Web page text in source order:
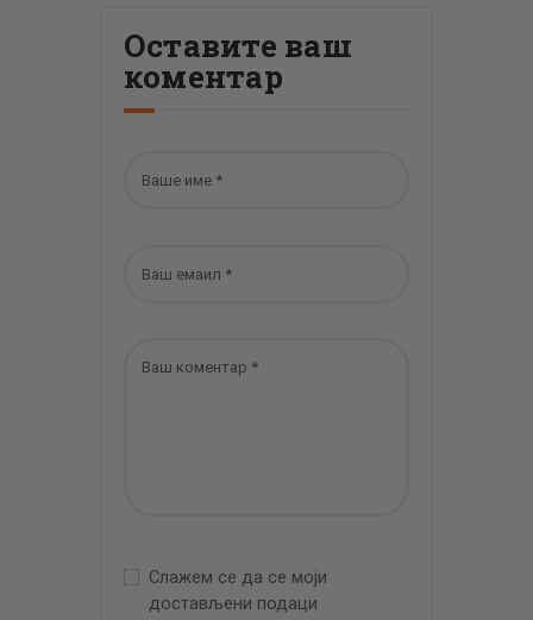
Оставите ваш
коментар
Слажем се да се моји
достављени подаци